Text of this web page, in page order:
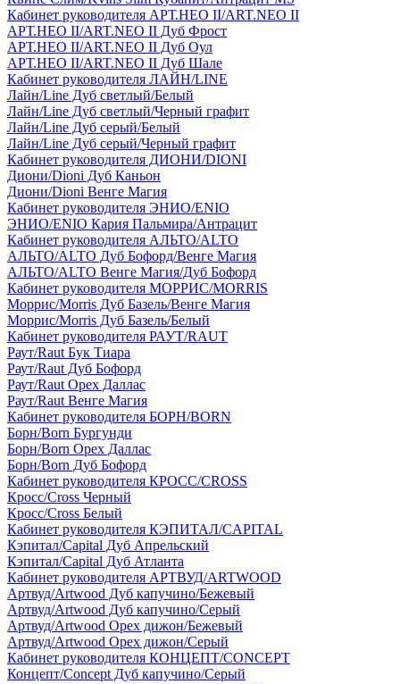
Кабинет руководителя АРТ.НЕО II/ART.NEO II
АРТ.НЕО II/ART.NEO II Дуб Фрост
АРТ.НЕО II/ART.NEO II Дуб Оул
АРТ.НЕО II/ART.NEO II Дуб Шале
Кабинет руководителя ЛАЙН/LINE
Лайн/Line Дуб светлый/Белый
Лайн/Line Дуб светлый/Черный графит
Лайн/Line Дуб серый/Белый
Лайн/Line Дуб серый/Черный графит
Кабинет руководителя ДИОНИ/DIONI
Диони/Dioni Дуб Каньон
Диони/Dioni Венге Магия
Кабинет руководителя ЭНИО/ENIO
ЭНИО/ENIO Кария Пальмира/Антрацит
Кабинет руководителя АЛЬТО/ALTO
АЛЬТО/ALTO Дуб Бофорд/Венге Магия
АЛЬТО/ALTO Венге Магия/Дуб Бофорд
Кабинет руководителя МОРРИС/MORRIS
Моррис/Morris Дуб Базель/Венге Магия
Моррис/Morris Дуб Базель/Белый
Кабинет руководителя РАУТ/RAUT
Раут/Raut Бук Тиара
Раут/Raut Дуб Бофорд
Раут/Raut Орех Даллас
Раут/Raut Венге Магия
Кабинет руководителя БОРН/BORN
Борн/Born Бургунди
Борн/Born Орех Даллас
Борн/Born Дуб Бофорд
Кабинет руководителя КРОСС/CROSS
Кросс/Cross Черный
Кросс/Cross Белый
Кабинет руководителя КЭПИТАЛ/CAPITAL
Кэпитал/Capital Дуб Апрельский
Кэпитал/Capital Дуб Атланта
Кабинет руководителя АРТВУД/ARTWOOD
Артвуд/Artwood Дуб капучино/Бежевый
Артвуд/Artwood Дуб капучино/Серый
Артвуд/Artwood Орех дижон/Бежевый
Артвуд/Artwood Орех дижон/Серый
Кабинет руководителя КОНЦЕПТ/CONCEPT
Концепт/Concept Дуб капучино/Серый